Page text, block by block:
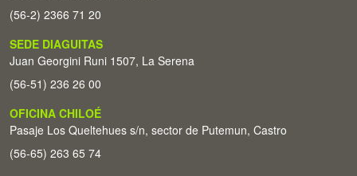
(56-2) 2366 71 20
SEDE DIAGUITAS
Juan Georgini Runi 1507, La Serena
(56-51) 236 26 00
OFICINA CHILOÉ
Pasaje Los Queltehues s/n, sector de Putemun, Castro
(56-65) 263 65 74